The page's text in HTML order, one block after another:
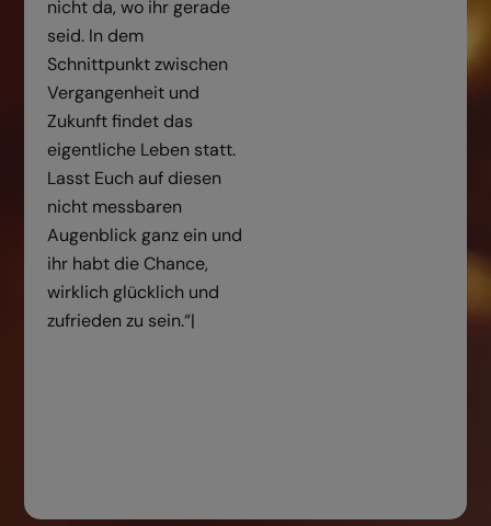
nicht da, wo ihr gerade
seid. In dem
Schnittpunkt zwischen
Vergangenheit und
Zukunft findet das
eigentliche Leben statt.
Lasst Euch auf diesen
nicht messbaren
Augenblick ganz ein und
ihr habt die Chance,
wirklich glücklich und
zufrieden zu sein.“|